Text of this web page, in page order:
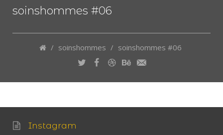
soinshommes #06
/ soinshommes / soinshommes #06
Instagram